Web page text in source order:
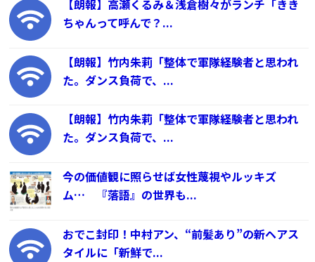
【朗報】高瀬くるみ＆浅倉樹々がランチ「きき
ちゃんって呼んで？...
【朗報】竹内朱莉「整体で軍隊経験者と思われ
た。ダンス負荷で、...
【朗報】竹内朱莉「整体で軍隊経験者と思われ
た。ダンス負荷で、...
今の価値観に照らせば女性蔑視やルッキズ
ム… 『落語』の世界も...
おでこ封印！中村アン、“前髪あり”の新ヘアス
タイルに「新鮮で...